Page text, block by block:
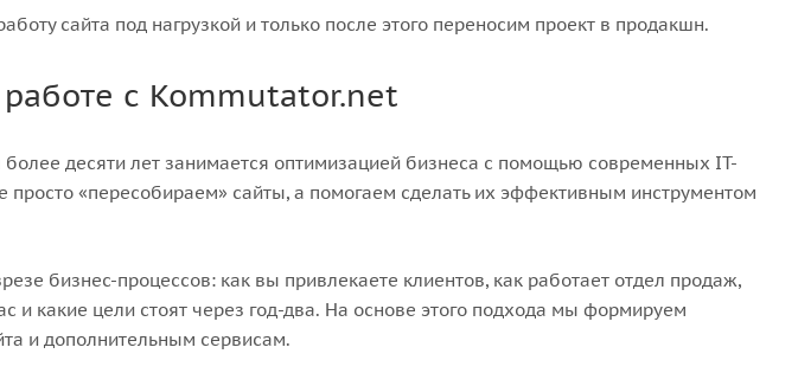
сайта под нагрузкой и только после этого переносим проект в продакшн.
с Kommutator.net
десяти лет занимается оптимизацией бизнеса с помощью современных IT-
«пересобираем» сайты, а помогаем сделать их эффективным инструментом
бизнес-процессов: как вы привлекаете клиентов, как работает отдел продаж,
и какие цели стоят через год-два. На основе этого подхода мы формируем
и дополнительным сервисам.